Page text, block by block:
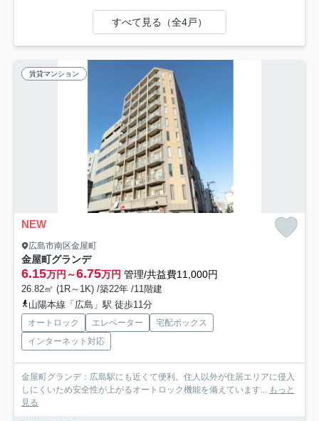
すべて見る（全4戸）
賃貸マンション
NEW
広島市南区金屋町
金屋町グランデ
6.15万円～6.75万円 管理/共益費11,000円
26.82㎡ (1R～1K) /築22年 /11階建
山陽本線「広島」駅 徒歩11分
オートロック エレベーター
宅配ボックス
インターネット対応
金屋町グランデ：広島駅にも近くて便利。住人以外が住居エリアに侵入
しにくいため安全性が上がるオートロック機能を備えています... もっと
見る